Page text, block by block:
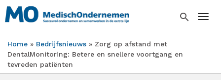
Overslaan
en
inhoud
gaan
search
Kruimelpad
Home Bedrijfsnieuws
Zorg op afstand met
DentalMonitoring: Betere en snellere voortgang en
tevreden patiënten